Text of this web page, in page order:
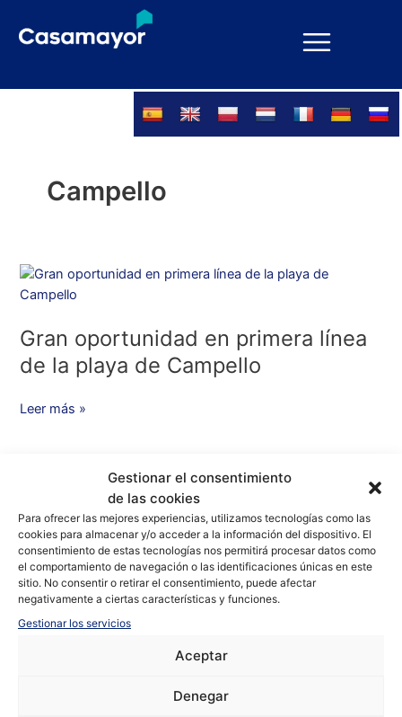
Gestionar el consentimiento
de las cookies
Para ofrecer las mejores experiencias, utilizamos tecnologías como las
cookies para almacenar y/o acceder a la información del dispositivo. El
consentimiento de estas tecnologías nos permitirá procesar datos como
el comportamiento de navegación o las identificaciones únicas en este
sitio. No consentir o retirar el consentimiento, puede afectar
negativamente a ciertas características y funciones.
Gestionar los servicios
Aceptar
Denegar
contenido
Campello
Gran oportunidad en primera línea
de la playa de Campello
Gran
oportunidad
primera
línea
de
playa
Leer más »